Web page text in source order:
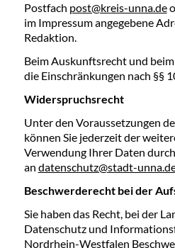
Postfach post@kreis-unna.de
im Impressum angegebene
Redaktion.
Beim Auskunftsrecht und
die Einschränkungen nach §§
Widerspruchsrecht
Unter den Voraussetzungen
können Sie jederzeit der
Verwendung Ihrer Daten
an datenschutz@stadt-
Beschwerderecht bei der
Sie haben das Recht, bei der
Datenschutz und
Nordrhein-Westfalen